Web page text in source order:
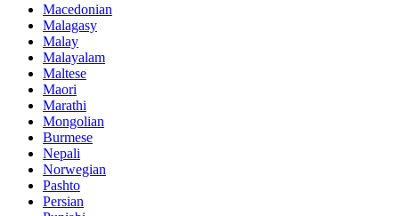
Macedonian
Malagasy
Malay
Malayalam
Maltese
Maori
Marathi
Mongolian
Burmese
Nepali
Norwegian
Pashto
Persian